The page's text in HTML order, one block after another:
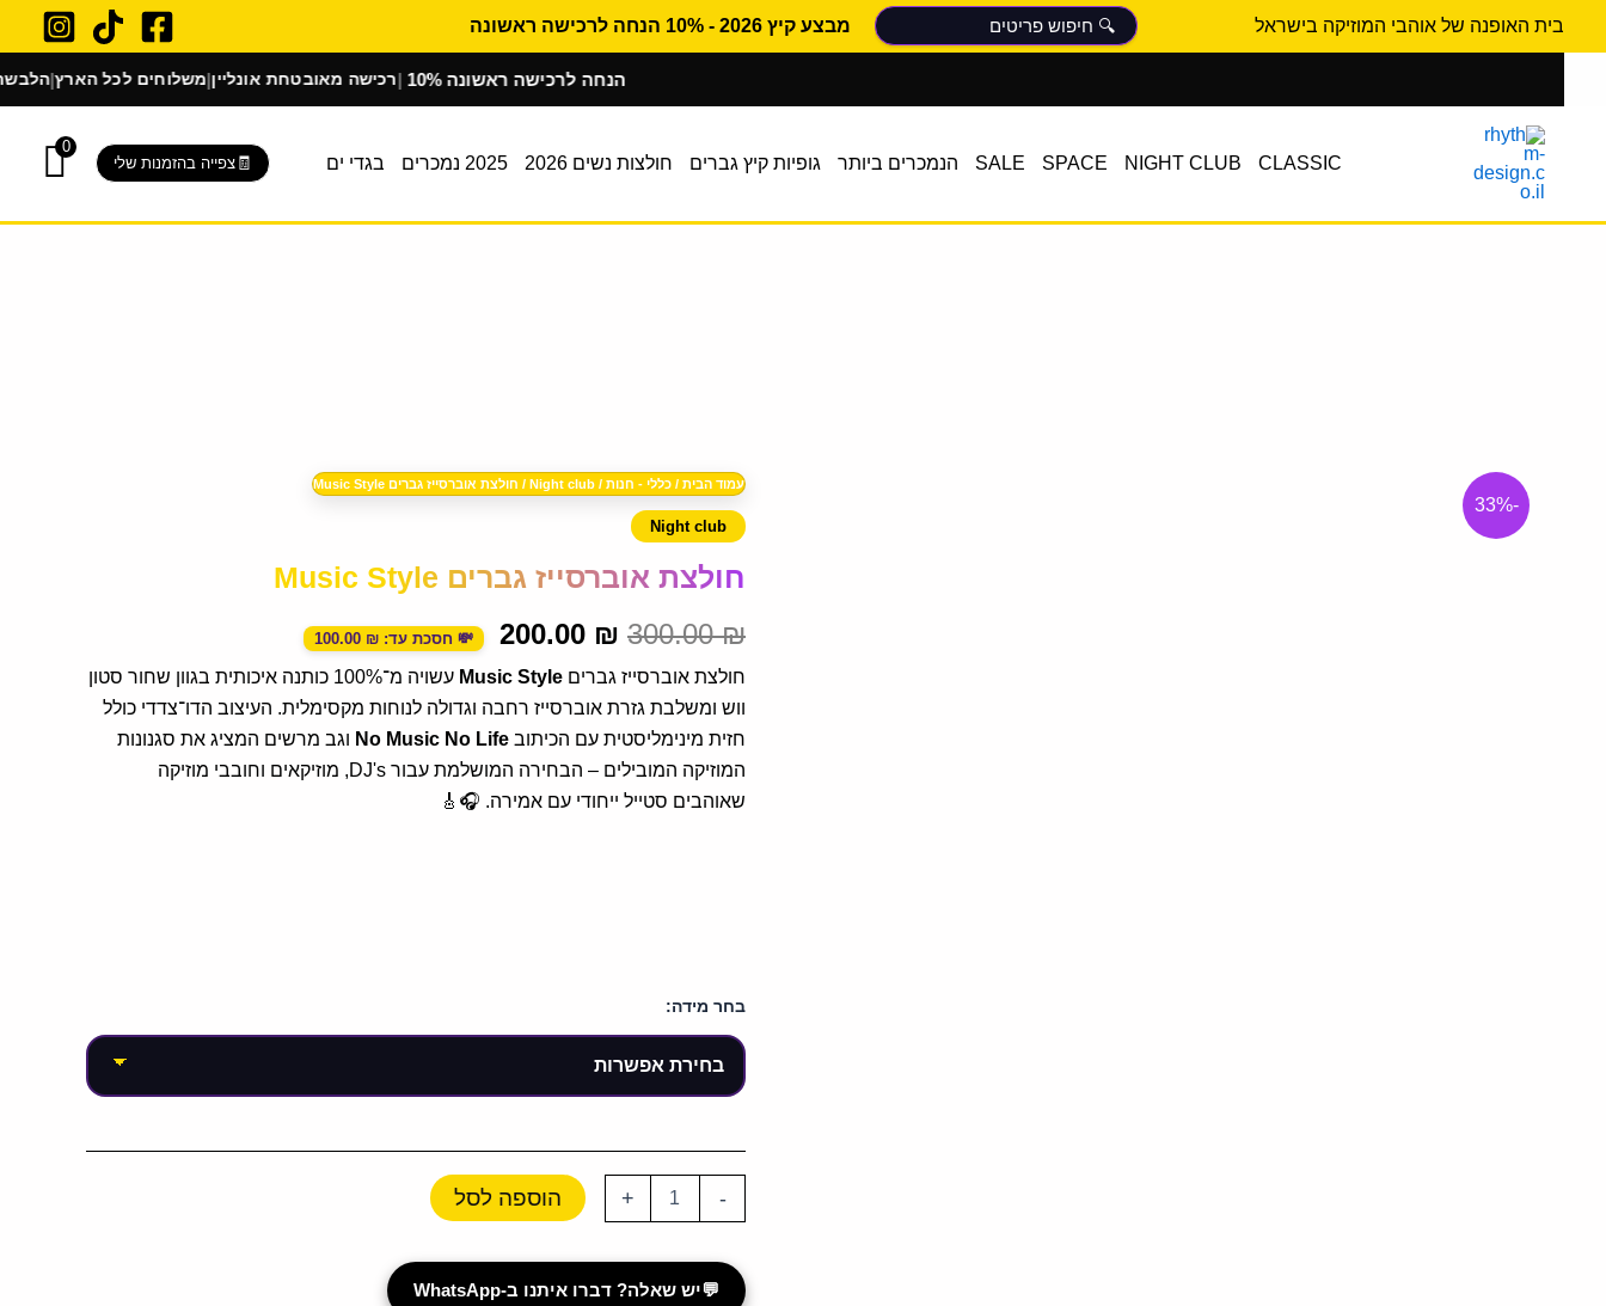
בית האופנה של אוהבי המוזיקה בישראל מבצע קיץ 2026 - 10% הנחה לרכישה ראשונה
הלבשת בוטיק|משלוחים לכל הארץ|רכישה מאובטחת אונליין| 10% הנחה לרכישה ראשונה
CLASSIC
NIGHT CLUB
SPACE
SALE הנמכרים ביותר גופיות קיץ גברים חולצות נשים 2026 2025 נמכרים בגדי ים צפייה בהזמנות שלי
0
-33%
עמוד הבית / כללי - חנות /
Night club / חולצת אוברסייז גברים Music Style
Night club
חולצת אוברסייז גברים Music Style
300.00₪
המחיר
היה:
300.00 ₪.
200.00 ₪
המחיר
הוא:
200.00 ₪.
💸 חסכת עד: 100.00 ₪
חולצת אוברסייז גברים Music Style
עשויה מ־100% כותנה איכותית בגוון שחור סטון
ווש ומשלבת גזרת אוברסייז רחבה וגדולה לנוחות מקסימלית. העיצוב הדו־צדדי כולל
חזית מינימליסטית עם הכיתוב No Music No Life וגב מרשים המציג את סגנונות
המוזיקה המובילים – הבחירה המושלמת עבור DJ's, מוזיקאים וחובבי מוזיקה
שאוהבים סטייל ייחודי עם אמירה. 🎧🎸
בחר מידה:
-
כמות
של
חולצת
אוברסייז
גברים
Music
+ הוספה לסל
💬יש שאלה? דברו איתנו ב-WhatsApp